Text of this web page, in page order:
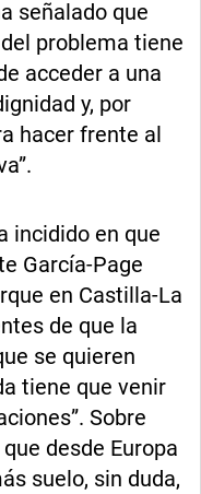
señalado que
problema tiene
acceder a una
y, por
hacer frente al
incidido en que
García-Page
en Castilla-La
de que la
se quieren
tiene que venir
Sobre
desde Europa
suelo, sin duda,